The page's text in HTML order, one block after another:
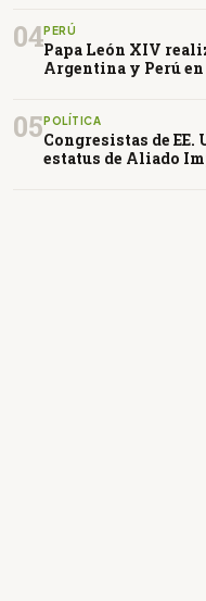
04PERÚ
Papa León XIV
Argentina y Perú
05POLÍTICA
Congresistas de
estatus de Aliado